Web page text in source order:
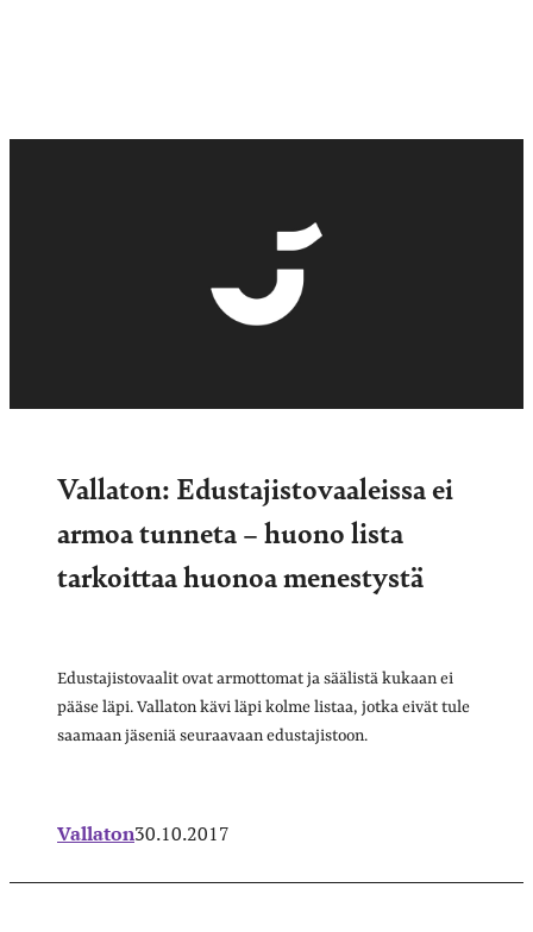
Vallaton: Edustajistovaaleissa ei
armoa tunneta – huono lista
tarkoittaa huonoa menestystä
Edustajistovaalit ovat armottomat ja säälistä kukaan ei
pääse läpi. Vallaton kävi läpi kolme listaa, jotka eivät tule
saamaan jäseniä seuraavaan edustajistoon.
Vallaton30.10.2017